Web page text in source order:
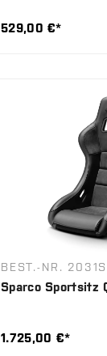
529,00 €*
BEST.-NR. 2031S
Sparco Sportsitz
1.725,00 €*